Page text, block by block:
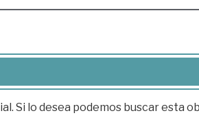
Si lo desea podemos buscar esta